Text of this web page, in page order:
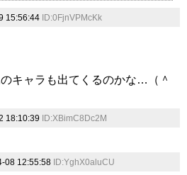
15:56:44 ID:0FjnVPMcKk
キャラも出てくるのかな…（＾
18:10:39 ID:XBimC8Dc2M
08 12:55:58 ID:YghX0aluCU